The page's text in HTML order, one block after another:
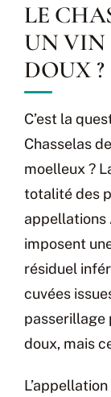
LE
UN VIN
DOUX ?
C’est la
Chasselas
moelleux ?
totalité des
appellations
imposent
résiduel
cuvées
passerillage
doux, mais